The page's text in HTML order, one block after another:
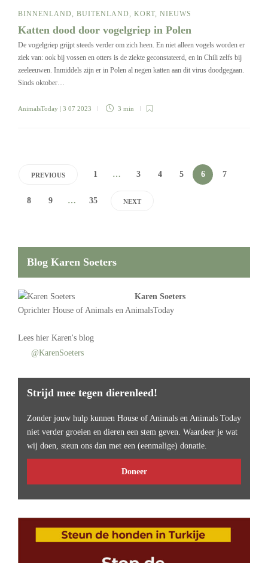
BINNENLAND, BUITENLAND, KORT, NIEUWS
Katten dood door vogelgriep in Polen
De vogelgriep grijpt steeds verder om zich heen. En niet alleen vogels worden er
ziek van: ook bij vossen en otters is de ziekte geconstateerd, en in Chili zelfs bij
zeeleeuwen. Inmiddels zijn er in Polen al negen katten aan dit virus doodgegaan.
Sinds oktober…
AnimalsToday | 3 07 2023 3 min
PREVIOUS 1 … 3 4 5 6 7
8 9 … 35 NEXT
Blog Karen Soeters
Karen Soeters
Oprichter House of Animals en AnimalsToday
Lees hier Karen's blog
@KarenSoeters
Strijd mee tegen dierenleed!
Zonder jouw hulp kunnen House of Animals en Animals Today
niet verder groeien en dieren een stem geven. Waardeer je wat
wij doen, steun ons dan met een (eenmalige) donatie.
Doneer